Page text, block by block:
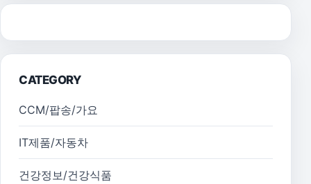
CATEGORY
CCM/팝송/가요
IT제품/자동차
건강정보/건강식품